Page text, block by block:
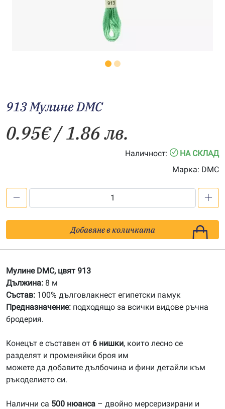
913 Мулине DMC
0.95€/ 1.86 лв.
Наличност:
НА СКЛАД
Марка: DMC
Мулине
DMC
Добавяне в количката
Мулине DMC, цвят 913
Дължина: 8 м
Състав: 100% дълговлакнест египетски памук
Предназначение: подходящо за всички видове ръчна
бродерия.
Конецът е съставен от 6 нишки, които лесно се
разделят и променяйки броя им
можете да добавите дълбочина и фини детайли към
ръкоделието си.
Налични са 500 нюанса – двойно мерсеризирани и